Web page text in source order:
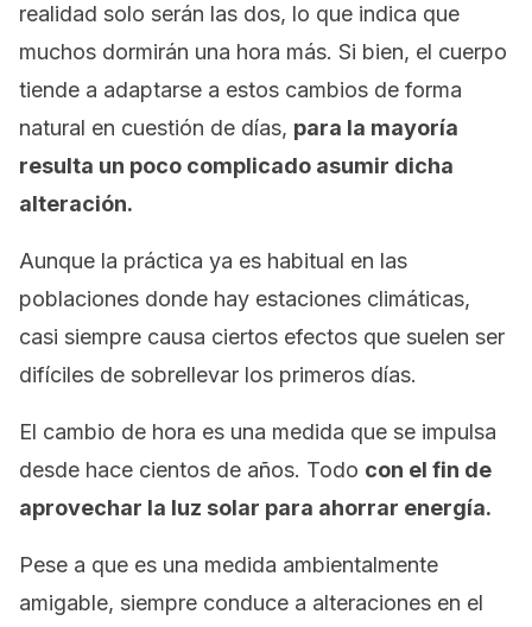
realidad solo serán las dos, lo que indica que
muchos dormirán una hora más. Si bien, el cuerpo
tiende a adaptarse a estos cambios de forma
natural en cuestión de días, para la mayoría
resulta un poco complicado asumir dicha
alteración.
Aunque la práctica ya es habitual en las
poblaciones donde hay estaciones climáticas,
casi siempre causa ciertos efectos que suelen ser
difíciles de sobrellevar los primeros días.
El cambio de hora es una medida que se impulsa
desde hace cientos de años. Todo con el fin de
aprovechar la luz solar para ahorrar energía.
Pese a que es una medida ambientalmente
amigable, siempre conduce a alteraciones en el